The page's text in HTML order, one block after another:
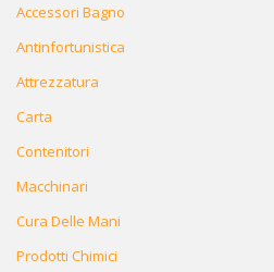
Accessori Bagno
Antinfortunistica
Attrezzatura
Carta
Contenitori
Macchinari
Cura Delle Mani
Prodotti Chimici